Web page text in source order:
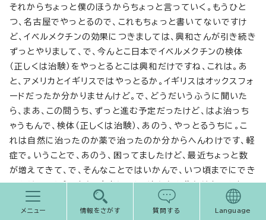
それからちょっと僕のほうからちょっと言っていく。もうひと
つ、名古屋でやっとるので、これもちょっと書いてないですけ
ど、イベルメクチンの効果につきましては、興和さんが引き続き
ずっとやりまして、で、今んとこ日本でイベルメクチンの検体
（正しくは治験）をやっとるとこは興和だけですね、これは。あ
と、アメリカとイギリスではやっとるか。イギリスはオックスフォ
ードだったか分かりませんけど。で、どうだいうふうに聞いた
ら、まあ、この間うち、ずっと進む予定だったけど、はよ治っち
ゃうもんで、検体（正しくは治験）、あのう、やっとるうちに。こ
れは自然に治ったのか薬で治ったのか分からへんわけです、軽
症で。いうことで、あのう、困ってましたけど、最近ちょっと数
が増えてきて、で、そんなことではいかんで、いつ頃までにでき
るんだ言ったら、まあ、本当にこれ、違うかも分かりませんよ
と。で、違っとったら、その場合も、こういうとこで言わんほうが
ええか分からんけど、まあ、4月いっぱいぐらいで何とか一定の
メニュー 情報をさがす 質問する Language